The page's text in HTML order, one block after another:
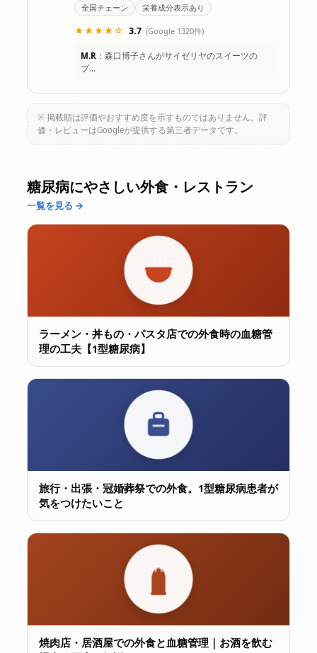
全国チェーン
栄養成分表示あり
★★★★☆ 3.7 (Google 1320件)
M.R ：森口博子さんがサイゼリヤのスイーツの
プ…
※ 掲載順は評価やおすすめ度を示すものではありません。評
価・レビューはGoogleが提供する第三者データです。
糖尿病にやさしい外食・レストラン
一覧を見る →
ラーメン・丼もの・パスタ店での外食時の血糖管
理の工夫【1型糖尿病】
旅行・出張・冠婚葬祭での外食。1型糖尿病患者が
気をつけたいこと
焼肉店・居酒屋での外食と血糖管理｜お酒を飲む